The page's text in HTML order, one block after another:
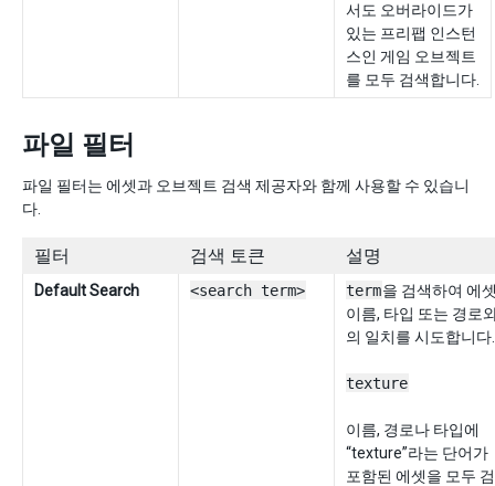
서도 오버라이드가
있는 프리팹 인스턴
스인 게임 오브젝트
를 모두 검색합니다.
파일 필터
파일 필터는 에셋과 오브젝트 검색 제공자와 함께 사용할 수 있습니
다.
필터 검색 토큰 설명
Default Search <search term> term을 검색하여 에
이름, 타입 또는 경로
의 일치를 시도합니다.
texture
이름, 경로나 타입에
“texture”라는 단어가
포함된 에셋을 모두 검